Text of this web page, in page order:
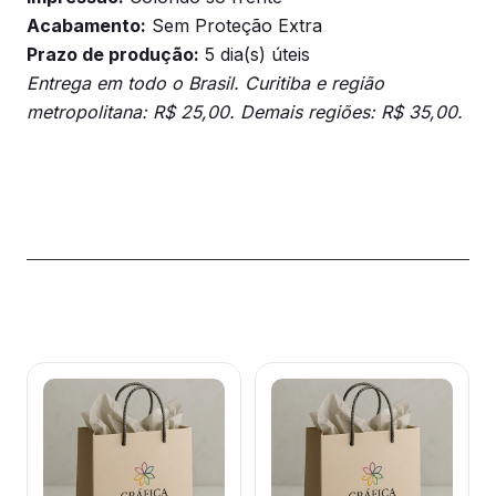
Acabamento: Sem Proteção Extra
Prazo de produção: 5 dia(s) úteis
Entrega em todo o Brasil. Curitiba e região
metropolitana: R$ 25,00. Demais regiões: R$ 35,00.
Este
produto
várias
Este
produto
várias